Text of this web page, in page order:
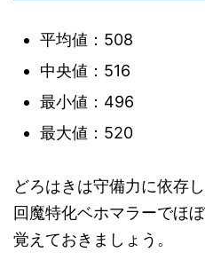
平均値：508
中央値：516
最小値：496
最大値：520
どろはきは守備力に依存
回魔特化ベホマラーでほ
覚えておきましょう。